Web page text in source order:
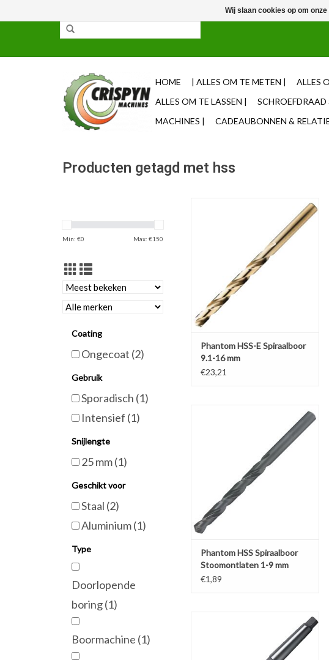
HOME | ALLES OM TE METEN | ALLES
ALLES OM TE LASSEN |
SCHROEFDRAAD
MACHINES |
CADEAUBONNEN &
Producten getagd met hss
Min: €0 Max: €150
Coating
Ongecoat (2)
Gebruik
Sporadisch (1)
Intensief (1)
Snijlengte
25 mm(1)
Geschikt voor
Staal (2)
Aluminium(1)
Type
Doorlopende
boring(1)
Boormachine (1)
Phantom HSS-E Spiraalboor 9.1-16
TOEVOEGEN AAN WINKELWAGEN
Phantom HSS-E Spiraalboor
9.1-16 mm
€23,21
TOEVOEGEN AAN WINKELWAGEN
Phantom HSS Spiraalboor
Stoomontlaten 1-9 mm
€1,89
TOEVOEGEN AAN WINKELWAGEN
Wij slaan cookies op om
✓ 85% uit voorraad leverbaar ✓ Op werkdagen voor 12u